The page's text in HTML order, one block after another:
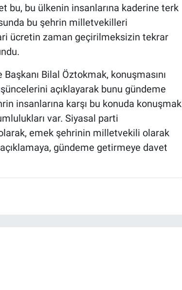
bu, bu ülkenin insanlarına kaderine terk
bu şehrin milletvekilleri
ücretin zaman geçirilmeksizin tekrar
Bilal Öztokmak, konuşmasını
açıklayarak bunu gündeme
insanlarına karşı bu konuda konuşmak
var. Siyasal parti
emek şehrinin milletvekili olarak
gündeme getirmeye davet